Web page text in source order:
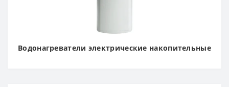
Водонагреватели электрические накопительные